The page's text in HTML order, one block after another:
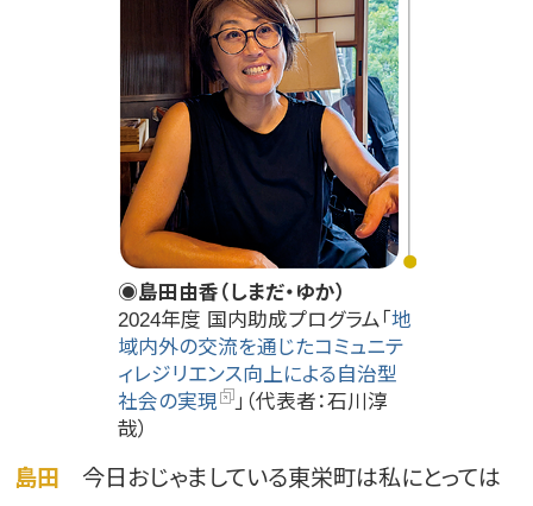
◉島田由香（しまだ・ゆか）
2024年度 国内助成プログラム「 地
域内外の交流を通じたコミュニテ
ィレジリエンス向上による自治型
社会の実現
」（代表者：石川淳
哉）
島田
今日おじゃましている東栄町は私にとっては